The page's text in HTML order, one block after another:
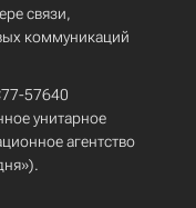
связи,
коммуникаций
57640
унитарное
агентство